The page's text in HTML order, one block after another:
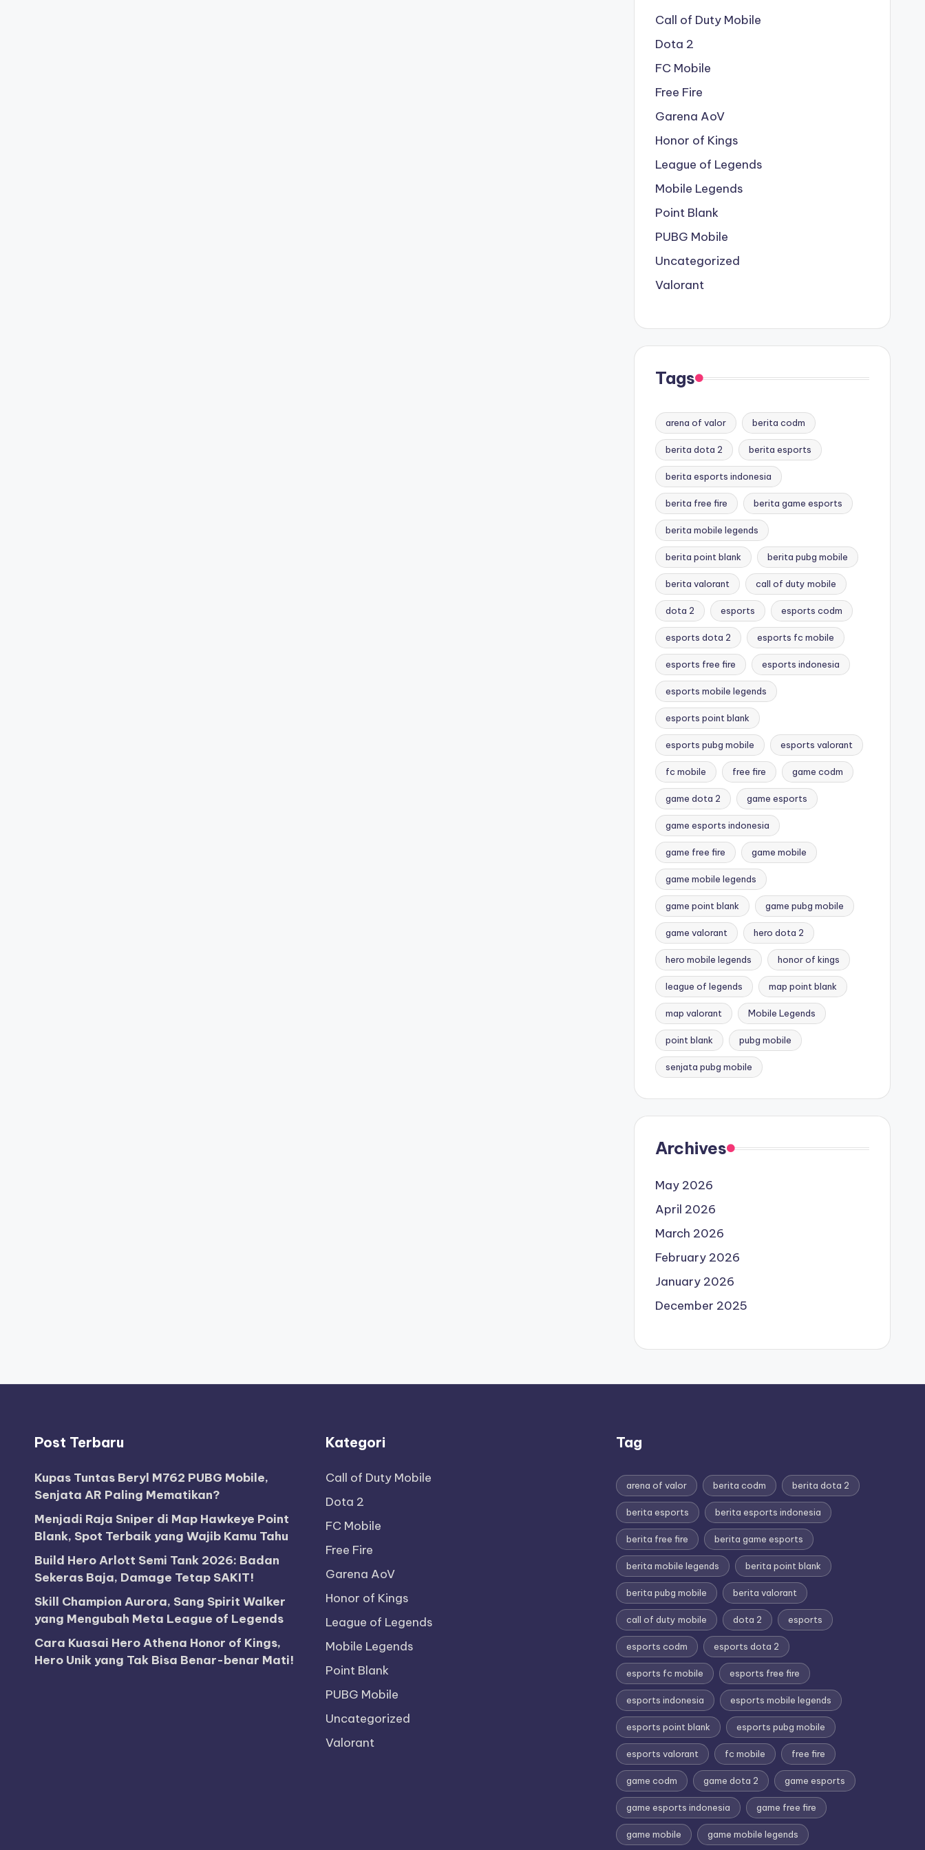
Call of Duty Mobile
Dota 2
FC Mobile
Free Fire
Garena AoV
Honor of Kings
League of Legends
Mobile Legends
Point Blank
PUBG Mobile
Uncategorized
Valorant
Tags
arena of valor berita codm
berita dota 2 berita esports
berita esports indonesia
berita free fire berita game esports
berita mobile legends
berita point blank berita pubg mobile
berita valorant call of duty mobile
dota 2 esports esports codm
esports dota 2 esports fc mobile
esports free fire esports indonesia
esports mobile legends
esports point blank
esports pubg mobile esports valorant
fc mobile free fire game codm
game dota 2 game esports
game esports indonesia
game free fire game mobile
game mobile legends
game point blank game pubg mobile
game valorant hero dota 2
hero mobile legends honor of kings
league of legends map point blank
map valorant Mobile Legends
point blank pubg mobile
senjata pubg mobile
Archives
May 2026
April 2026
March 2026
February 2026
January 2026
December 2025
Post Terbaru
Kupas Tuntas Beryl M762 PUBG Mobile,
Senjata AR Paling Mematikan?
Menjadi Raja Sniper di Map Hawkeye Point
Blank, Spot Terbaik yang Wajib Kamu Tahu
Build Hero Arlott Semi Tank 2026: Badan
Sekeras Baja, Damage Tetap SAKIT!
Skill Champion Aurora, Sang Spirit Walker
yang Mengubah Meta League of Legends
Cara Kuasai Hero Athena Honor of Kings,
Hero Unik yang Tak Bisa Benar-benar Mati!
Kategori
Call of Duty Mobile
Dota 2
FC Mobile
Free Fire
Garena AoV
Honor of Kings
League of Legends
Mobile Legends
Point Blank
PUBG Mobile
Uncategorized
Valorant
Tag
arena of valor berita codm berita dota 2
berita esports berita esports indonesia
berita free fire berita game esports
berita mobile legends berita point blank
berita pubg mobile berita valorant
call of duty mobile dota 2 esports
esports codm esports dota 2
esports fc mobile esports free fire
esports indonesia esports mobile legends
esports point blank esports pubg mobile
esports valorant fc mobile free fire
game codm game dota 2 game esports
game esports indonesia game free fire
game mobile game mobile legends